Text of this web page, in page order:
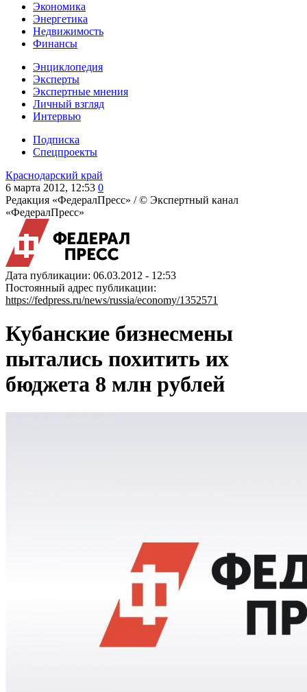
Экономика
Энергетика
Недвижимость
Финансы
Энциклопедия
Эксперты
Экспертные мнения
Личный взгляд
Интервью
Подписка
Спецпроекты
Краснодарский край
6 марта 2012, 12:53 0
Редакция «ФедералПресс» /© Экспертный канал
«ФедералПресс»
Дата публикации: 06.03.2012 - 12:53
Постоянный адрес публикации:
https://fedpress.ru/news/russia/economy/1352571
Кубанские бизнесмены
пытались похитить их
бюджета 8 млн рублей